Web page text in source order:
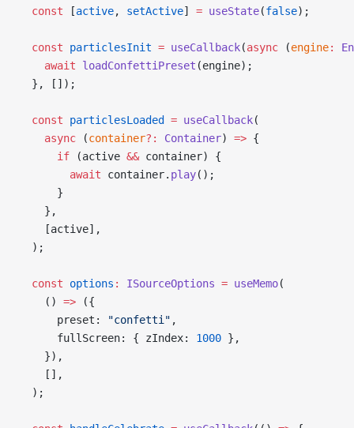
  const
[active, setActive] = useState(false);
  const
particlesInit = useCallback(async (engine:
    await
loadConfettiPreset (engine);
  }, []);
  const
particlesLoaded = useCallback(
    async
(container?: Container) => {
      if
(active && container) {
        await
container. play();
      }
    },
    [active],
  );
  const
options : ISourceOptions = useMemo(
    ()
=> ({
      preset:
"confetti" ,
      fullScreen: { zIndex:
1000 },
    }),
    [],
  );